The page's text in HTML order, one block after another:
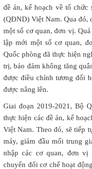
đề án, kế hoạch về tổ chức
(QĐND) Việt Nam. Qua đó,
một số cơ quan, đơn vị.
lập mới một số cơ quan,
Quốc phòng đã thực hiện
trị, bảo đảm không tăng
được điều chỉnh tương đối
được nâng lên.
Giai đoạn 2019-2021, Bộ
thực hiện các đề án, kế
Việt Nam. Theo đó, sẽ tiếp
máy, giảm đầu mối trung
nhập các cơ quan, đơn vị
chuyển đổi cơ chế hoạt